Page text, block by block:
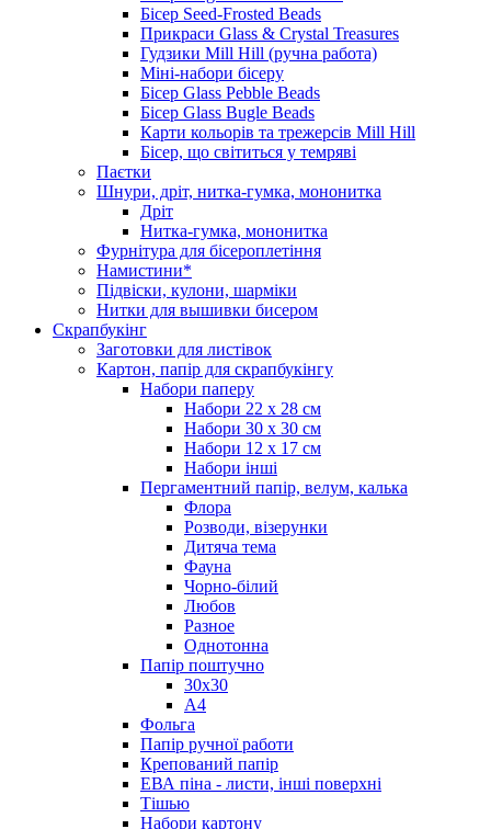
Бісер Seed-Frosted Beads
Прикраси Glass & Crystal Treasures
Гудзики Mill Hill (ручна работа)
Міні-набори бісеру
Бісер Glass Pebble Beads
Бісер Glass Bugle Beads
Карти кольорів та трежерсів Mill Hill
Бісер, що світиться у темряві
Паєтки
Шнури, дріт, нитка-гумка, мононитка
Дріт
Нитка-гумка, мононитка
Фурнітура для бісероплетіння
Намистини*
Підвіски, кулони, шарміки
Нитки для вышивки бисером
Скрапбукінг
Заготовки для листівок
Картон, папір для скрапбукінгу
Набори паперу
Набори 22 х 28 см
Набори 30 х 30 см
Набори 12 х 17 см
Набори інші
Пергаментний папір, велум, калька
Флора
Розводи, візерунки
Дитяча тема
Фауна
Чорно-білий
Любов
Разное
Однотонна
Папір поштучно
30х30
А4
Фольга
Папір ручної работи
Крепований папір
ЕВА піна - листи, інші поверхні
Тішью
Набори картону